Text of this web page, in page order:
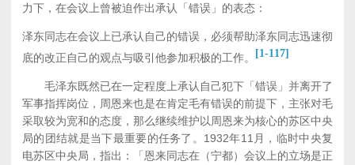
力下，在会议上曾被迫作出承认「错误」的表态：
泽东同志在会议上已承认自己的错误，必须帮助泽东同志迅速彻
底的改正自己的观点与吸引他参加积极的工作。
[1-117]
毛泽东既然已在一定程度上承认自己犯下「错误」并离开了
军事指挥岗位，周恩来也是在肯定毛有错误的前提下，主张对毛
采取较为宽和的态度，那么继续维护以周恩来为核心的苏区中央
局的团结就是当下最重要的任务了。1932年11月，临时中央复
电苏区中央局，指出：「恩来同志在（宁都）会议上的立场是正